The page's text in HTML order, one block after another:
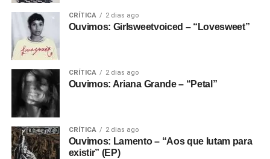
CRÍTICA 2 dias ago
Ouvimos: Girlsweetvoiced – “Lovesweet”
CRÍTICA 2 dias ago
Ouvimos: Ariana Grande – “Petal”
CRÍTICA 2 dias ago
Ouvimos: Lamento – “Aos que lutam para
existir” (EP)